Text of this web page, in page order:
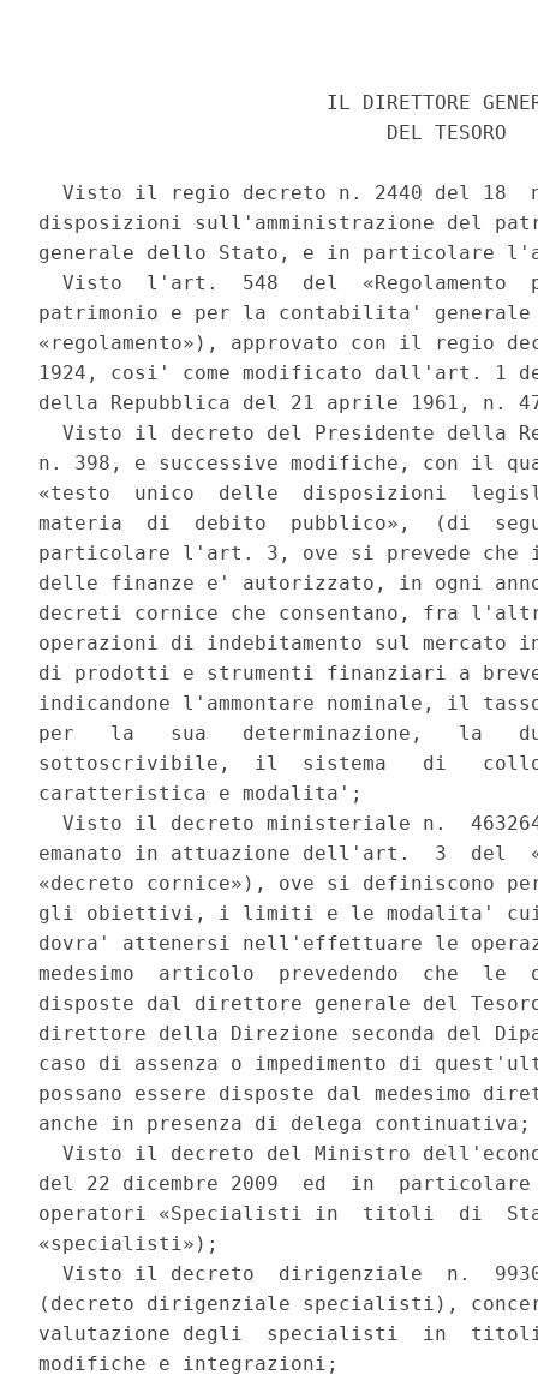
IL DIRETTORE
                             DEL TESORO
Visto il regio decreto n. 2440 del 18
disposizioni sull'amministrazione del
generale dello Stato, e in particolare
Visto  l'art.  548  del  «Regolamento
patrimonio e per la contabilita'
«regolamento»), approvato con il regio
1924, cosi' come modificato dall'art. 1
della Repubblica del 21 aprile 1961, n.
Visto il decreto del Presidente della
n. 398, e successive modifiche, con il
«testo  unico  delle  disposizioni
materia  di  debito  pubblico»,  (di
particolare l'art. 3, ove si prevede che
delle finanze e' autorizzato, in ogni
decreti cornice che consentano, fra
operazioni di indebitamento sul mercato
di prodotti e strumenti finanziari a
indicandone l'ammontare nominale, il
per   la   sua   determinazione,   la
sottoscrivibile,  il  sistema   di
caratteristica e modalita';
Visto il decreto ministeriale n.
emanato in attuazione dell'art.  3  del
«decreto cornice»), ove si definiscono
gli obiettivi, i limiti e le modalita' cui
dovra' attenersi nell'effettuare le
medesimo  articolo  prevedendo  che  le
disposte dal direttore generale del
direttore della Direzione seconda del
caso di assenza o impedimento di
possano essere disposte dal medesimo
anche in presenza di delega
Visto il decreto del Ministro
del 22 dicembre 2009  ed  in
operatori «Specialisti in  titoli  di
«specialisti»);
Visto il decreto  dirigenziale  n.
(decreto dirigenziale specialisti),
valutazione degli  specialisti  in  titoli
modifiche e integrazioni;